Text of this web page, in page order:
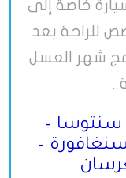
خاصة إلى
للراحة بعد
شهر العسل
.
سنتوسا –
–